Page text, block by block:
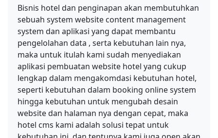
Bisnis hotel dan penginapan akan membutuhkan
sebuah system website content management
system dan aplikasi yang dapat membantu
pengelolahan data , serta kebutuhan lain nya,
maka untuk itulah kami sudah menyediakan
aplikasi pembuatan website hotel yang cukup
lengkap dalam mengakomdasi kebutuhan hotel,
seperti kebutuhan dalam booking online system
hingga kebutuhan untuk mengubah desain
website dan halaman nya dengan cepat, maka
hotel cms kami adalah solusi tepat untuk